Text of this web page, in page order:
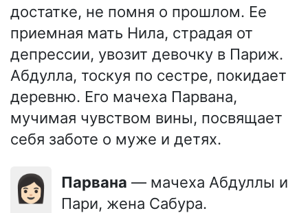
достатке, не помня о прошлом. Ее
приемная мать Нила, страдая от
депрессии, увозит девочку в Париж.
Абдулла, тоскуя по сестре, покидает
деревню. Его мачеха Парвана,
мучимая чувством вины, посвящает
себя заботе о муже и детях.
👩🏻 Парвана — мачеха Абдуллы и
Пари, жена Сабура.